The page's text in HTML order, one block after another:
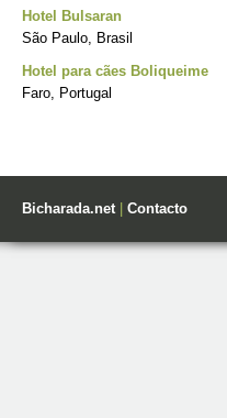
Hotel Bulsaran
São Paulo, Brasil
Hotel para cães Boliqueime
Faro, Portugal
Bicharada.net| Contacto